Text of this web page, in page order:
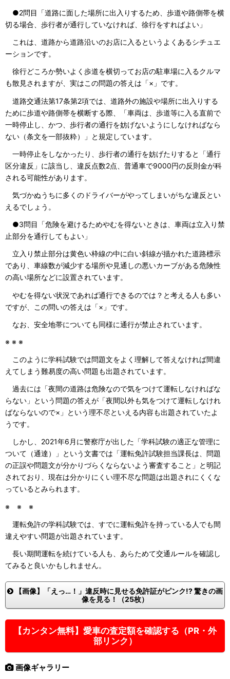
●2問目「道路に面した場所に出入りするため、歩道や路側帯を横
切る場合、歩行者が通行していなければ、徐行をすればよい」
これは、道路から道路沿いのお店に入るというよくあるシチュエ
ーションです。
徐行どころか勢いよく歩道を横切ってお店の駐車場に入るクルマ
も散見されますが、実はこの問題の答えは「×」です。
道路交通法第17条第2項では、道路外の施設や場所に出入りする
ために歩道や路側帯を横断する際、「車両は、歩道等に入る直前で
一時停止し、かつ、歩行者の通行を妨げないようにしなければなら
ない（条文を一部抜粋）」と規定しています。
一時停止をしなかったり、歩行者の通行を妨げたりすると「通行
区分違反」に該当し、違反点数2点、普通車で9000円の反則金が科
される可能性があります。
気づかぬうちに多くのドライバーがやってしまいがちな違反とい
えるでしょう。
●3問目「危険を避けるためやむを得ないときは、車両は立入り禁
止部分を通行してもよい」
立入り禁止部分は黄色い枠線の中に白い斜線が描かれた道路標示
であり、車線数が減少する場所や見通しの悪いカーブがある危険性
の高い場所などに設置されています。
やむを得ない状況であれば通行できるのでは？と考える人も多い
ですが、この問いの答えは「×」です。
なお、安全地帯についても同様に通行が禁止されています。
※ ※ ※
このように学科試験では問題文をよく理解して答えなければ間違
えてしまう難易度の高い問題も出題されています。
過去には「夜間の道路は危険なので気をつけて運転しなければな
らない」という問題の答えが「夜間以外も気をつけて運転しなけれ
ばならないので×」という理不尽といえる内容も出題されていたよ
うです。
しかし、2021年6月に警察庁が出した「学科試験の適正な管理に
ついて（通達）」という文書では「運転免許試験担当課長は、問題
の正誤や問題文が分かりづらくならないよう審査すること」と明記
されており、現在は分かりにくい理不尽な問題は出題されにくくな
っているとみられます。
※ ※ ※
運転免許の学科試験では、すでに運転免許を持っている人でも間
違えやすい問題が出題されています。
長い期間運転を続けている人も、あらためて交通ルールを確認し
てみると良いかもしれません。
【画像】「えっ…！」違反時に見せる免許証がピンク!? 驚きの画
像を見る！（25枚）
【カンタン無料】愛車の査定額を確認する（PR・外
部リンク）
画像ギャラリー